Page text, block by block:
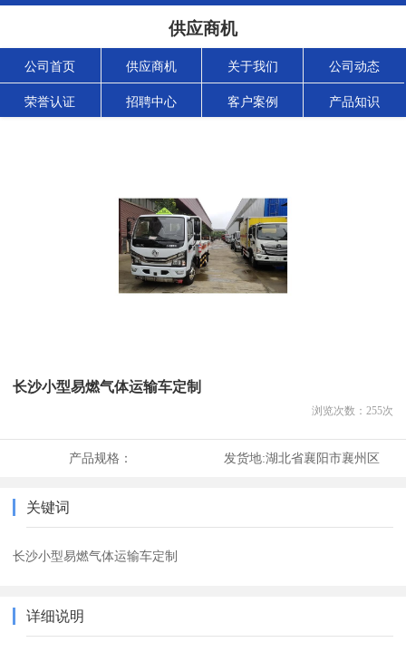
供应商机
公司首页 供应商机 关于我们 公司动态
荣誉认证 招聘中心 客户案例 产品知识
长沙小型易燃气体运输车定制
浏览次数： 255次
产品规格： 发货地:湖北省襄阳市襄州区
关键词
长沙小型易燃气体运输车定制
详细说明